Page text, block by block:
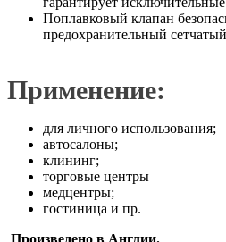
Поплавковый клапан
предохранительный
Применение:
для личного использования;
автосалоны;
клининг;
торговые центры
медцентры;
гостиница и пр.